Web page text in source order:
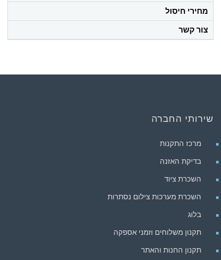
מחירי חיסול
צור קשר
שירותי החברה
מרכז התקנות
בדיקת האזנה
השכרת ציוד
השכרת מערכות צילום נסתרות
בלוג
תקנון משלוחים וזמני אספקה
תקנון החנות והאתר